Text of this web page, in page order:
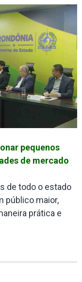
pequenos
de mercado
de todo o estado
público maior,
prática e